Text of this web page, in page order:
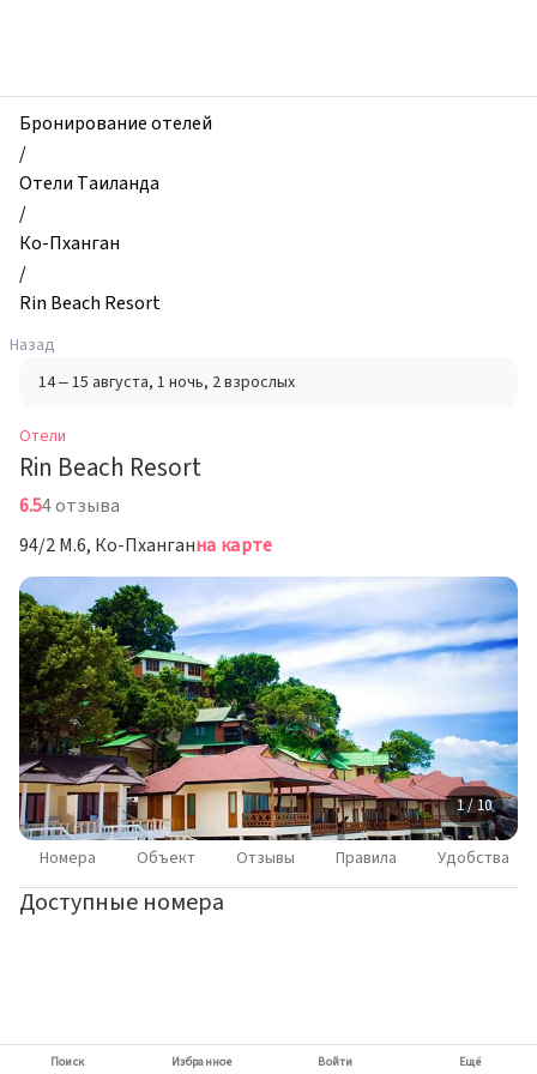
Rin
Beach
Resort,
Ко-
Пханган,
Таиланд
Бронирование отелей
/
Отели Таиланда
/
Ко-Пханган
/
Rin Beach Resort
Назад
14 – 15 августа, 1 ночь, 2 взрослых
Отели
Rin Beach Resort
6.54 отзыва
94/2 M.6, Ко-Пханганна карте
1 / 10
Номера Объект Отзывы Правила Удобства
Доступные номера
Поиск Избранное Войти Ещё